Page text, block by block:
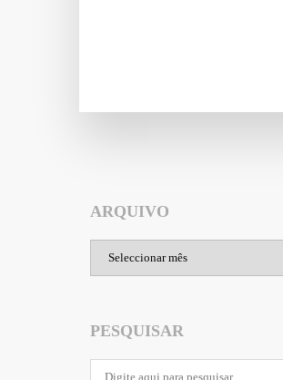
ARQUIVO
Arquivo
PESQUISAR